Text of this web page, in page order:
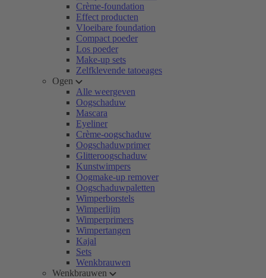
Crème-foundation
Effect producten
Vloeibare foundation
Compact poeder
Los poeder
Make-up sets
Zelfklevende tatoeages
Ogen
Alle weergeven
Oogschaduw
Mascara
Eyeliner
Crème-oogschaduw
Oogschaduwprimer
Glitteroogschaduw
Kunstwimpers
Oogmake-up remover
Oogschaduwpaletten
Wimperborstels
Wimperlijm
Wimperprimers
Wimpertangen
Kajal
Sets
Wenkbrauwen
Wenkbrauwen